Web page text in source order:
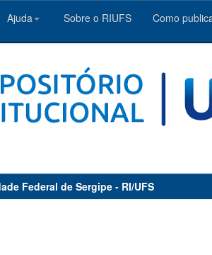
Ajuda Sobre o RIUFS Como
Federal de Sergipe - RI/UFS